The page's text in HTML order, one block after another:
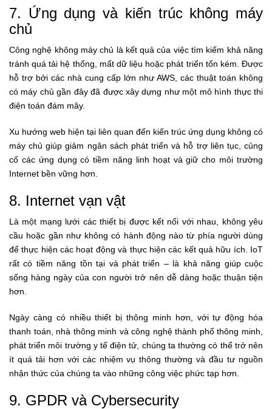
7. Ứng dụng và kiến trúc không máy
chủ
Công nghệ không máy chủ là kết quả của việc tìm kiếm khả năng
tránh quá tải hệ thống, mất dữ liệu hoặc phát triển tốn kém. Được
hỗ trợ bởi các nhà cung cấp lớn như AWS, các thuật toán không
có máy chủ gần đây đã được xây dựng như một mô hình thực thi
điện toán đám mây.
Xu hướng web hiện tại liên quan đến kiến trúc ứng dụng không có
máy chủ giúp giảm ngân sách phát triển và hỗ trợ liên tục, củng
cố các ứng dụng có tiềm năng linh hoạt và giữ cho môi trường
Internet bền vững hơn.
8. Internet vạn vật
Là một mạng lưới các thiết bị được kết nối với nhau, không yêu
cầu hoặc gần như không có hành động nào từ phía người dùng
để thực hiện các hoạt động và thực hiện các kết quả hữu ích. IoT
rất có tiềm năng tồn tại và phát triển – là khả năng giúp cuộc
sống hàng ngày của con người trở nên dễ dàng hoặc thuận tiện
hơn.
Ngày càng có nhiều thiết bị thông minh hơn, với tự động hóa
thanh toán, nhà thông minh và công nghệ thành phố thông minh,
phát triển môi trường y tế điện tử, chúng ta thường có thể trở nên
ít quá tải hơn với các nhiệm vụ thông thường và đầu tư nguồn
nhận thức của chúng ta vào những công việc phức tạp hơn.
9. GPDR và Cybersecurity